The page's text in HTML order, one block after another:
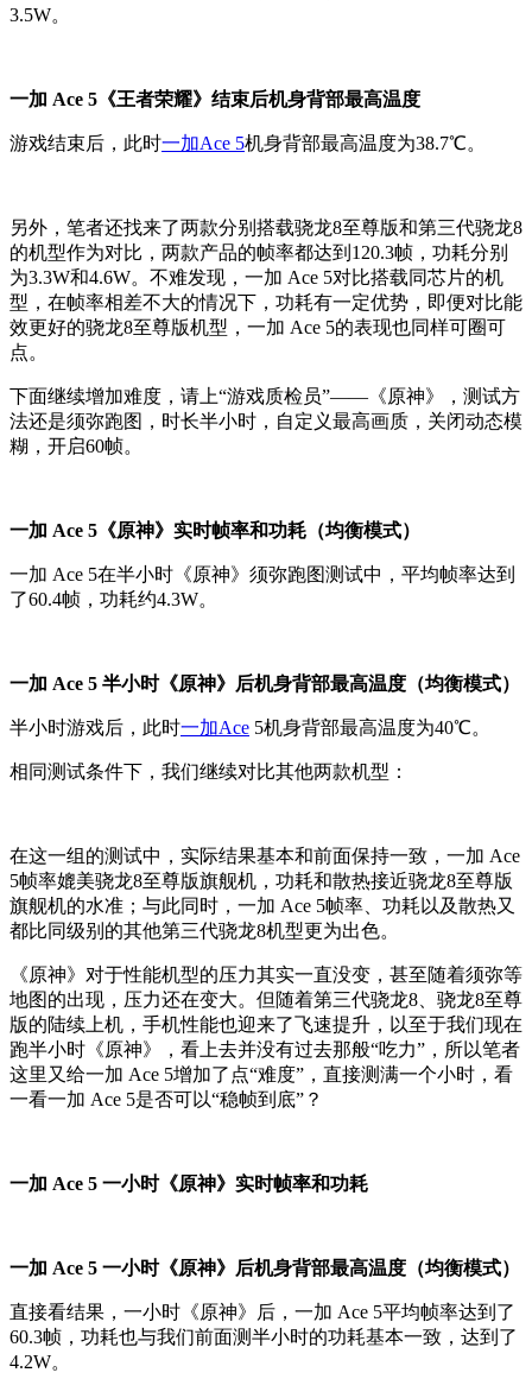
3.5W。
一加 Ace 5《王者荣耀》结束后机身背部最高温度
游戏结束后，此时一加Ace 5机身背部最高温度为38.7℃。
另外，笔者还找来了两款分别搭载骁龙8至尊版和第三代骁龙8
的机型作为对比，两款产品的帧率都达到120.3帧，功耗分别
为3.3W和4.6W。不难发现，一加 Ace 5对比搭载同芯片的机
型，在帧率相差不大的情况下，功耗有一定优势，即便对比能
效更好的骁龙8至尊版机型，一加 Ace 5的表现也同样可圈可
点。
下面继续增加难度，请上“游戏质检员”——《原神》，测试方
法还是须弥跑图，时长半小时，自定义最高画质，关闭动态模
糊，开启60帧。
一加 Ace 5《原神》实时帧率和功耗（均衡模式）
一加 Ace 5在半小时《原神》须弥跑图测试中，平均帧率达到
了60.4帧，功耗约4.3W。
一加 Ace 5 半小时《原神》后机身背部最高温度（均衡模式）
半小时游戏后，此时一加Ace 5机身背部最高温度为40℃。
相同测试条件下，我们继续对比其他两款机型：
在这一组的测试中，实际结果基本和前面保持一致，一加 Ace
5帧率媲美骁龙8至尊版旗舰机，功耗和散热接近骁龙8至尊版
旗舰机的水准；与此同时，一加 Ace 5帧率、功耗以及散热又
都比同级别的其他第三代骁龙8机型更为出色。
《原神》对于性能机型的压力其实一直没变，甚至随着须弥等
地图的出现，压力还在变大。但随着第三代骁龙8、骁龙8至尊
版的陆续上机，手机性能也迎来了飞速提升，以至于我们现在
跑半小时《原神》，看上去并没有过去那般“吃力”，所以笔者
这里又给一加 Ace 5增加了点“难度”，直接测满一个小时，看
一看一加 Ace 5是否可以“稳帧到底”？
一加 Ace 5 一小时《原神》实时帧率和功耗
一加 Ace 5 一小时《原神》后机身背部最高温度（均衡模式）
直接看结果，一小时《原神》后，一加 Ace 5平均帧率达到了
60.3帧，功耗也与我们前面测半小时的功耗基本一致，达到了
4.2W。